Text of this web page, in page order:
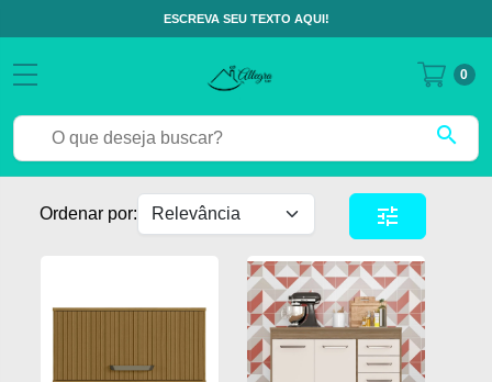
ESCREVA SEU TEXTO AQUI!
search
0
Ordenar por: tune